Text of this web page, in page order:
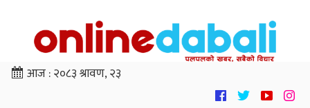
आज :२०८३ श्रावण, २३